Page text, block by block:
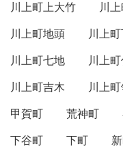
川上町上大竹
川
川上町地頭
川上
川上町七地
川上
川上町吉木
川上
甲賀町
荒神町
下谷町
下町